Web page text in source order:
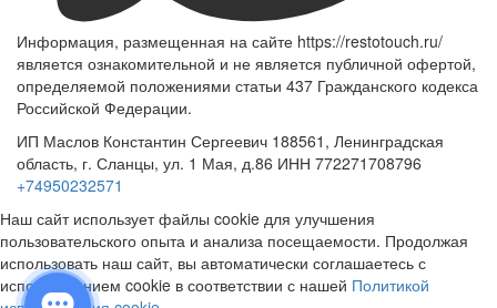
Информация, размещенная на сайте https://restotouch.ru/
является ознакомительной и не является публичной офертой,
определяемой положениями статьи 437 Гражданского кодекса
Российской Федерации.
ИП Маслов Константин Сергеевич 188561, Ленинградская
область, г. Сланцы, ул. 1 Мая, д.86 ИНН 772271708796
+74950232571
Наш сайт использует файлы cookie для улучшения
пользовательского опыта и анализа посещаемости. Продолжая
использовать наш сайт, вы автоматически соглашаетесь с
использованием cookie в соответствии с нашей Политикой